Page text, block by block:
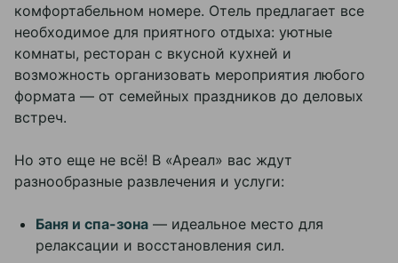
комфортабельном номере. Отель предлагает все
необходимое для приятного отдыха: уютные
комнаты, ресторан с вкусной кухней и
возможность организовать мероприятия любого
формата — от семейных праздников до деловых
встреч.
Но это еще не всё! В «Ареал» вас ждут
разнообразные развлечения и услуги:
Баня и спа-зона — идеальное место для
релаксации и восстановления сил.